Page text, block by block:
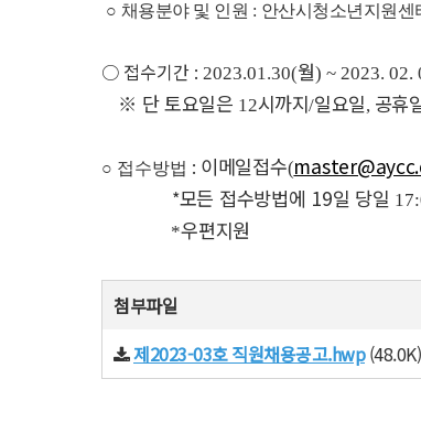
○ 채용분야 및 인원 : 안산시청소년지원센
○ 접수기간 : 2023.01.30(월) ~ 2023. 02.
※ 단 토요일은 12시까지/일요일, 공휴
○ 접수방법 : 이메일접수(
*모든 접수방법에 19일 당일
*우편지원
첨부파일
제2023-03호 직원채용공고.hwp(48.0K)